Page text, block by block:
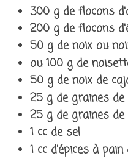
300 g de flocons
200 g de flocons
50 g de noix ou
ou 100 g de
50 g de noix de
25 g de graines
25 g de graines
1 cc de sel
1 cc d'épices à pain